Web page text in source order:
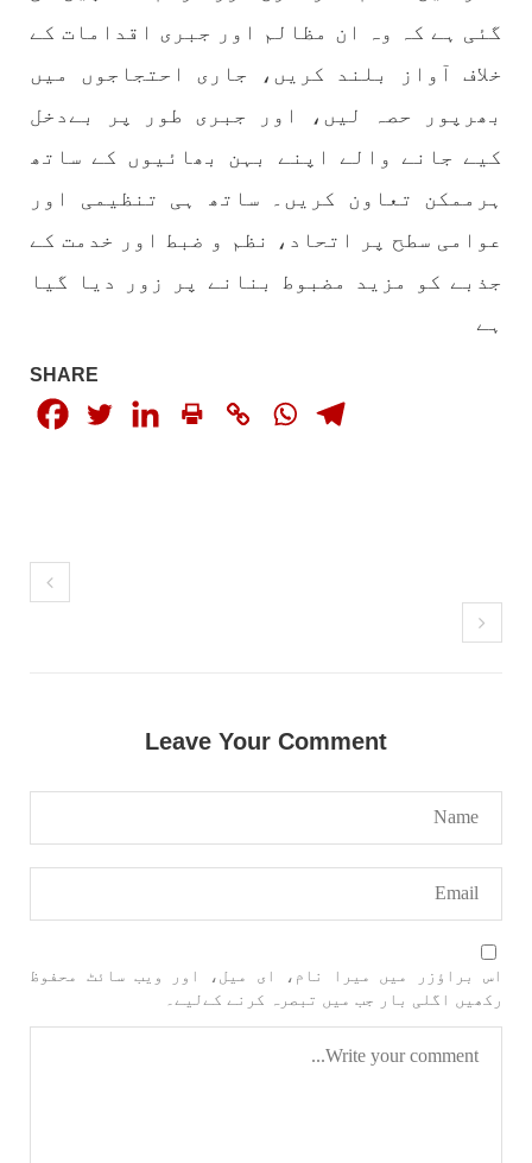
بلوچستان
1694 VIEWS جون 9, 2023
بلوچستان میں نوجوانوں کی ماورائے آئین
ترجمان بی ایس او
بلوچ اسٹوڈنٹس آرگنائزیشن کے مرکزی ترجمان نے
نوجوانوں کی ماورائے آئین گمشدگیاں تسلسل کے
SHARE
گئی ہے کہ وہ ان مظالم اور جبری اقدامات کے
خلاف آواز بلند کریں، جاری احتجاجوں میں
بھرپور حصہ لیں، اور جبری طور پر بےدخل
کیے جانے والے اپنے بہن بھائیوں کے ساتھ
ہرممکن تعاون کریں۔ ساتھ ہی تنظیمی اور
عوامی سطح پر اتحاد، نظم و ضبط اور خدمت کے
جذبے کو مزید مضبوط بنانے پر زور دیا گیا
ہے
SHARE
Leave Your Comment
اس براؤزر میں میرا نام، ای میل، اور ویب سائٹ محفوظ
رکھیں اگلی بار جب میں تبصرہ کرنے کےلیے۔